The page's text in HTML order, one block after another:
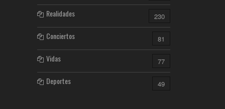
Realidades 230
Conciertos 81
Vidas 77
Deportes 49